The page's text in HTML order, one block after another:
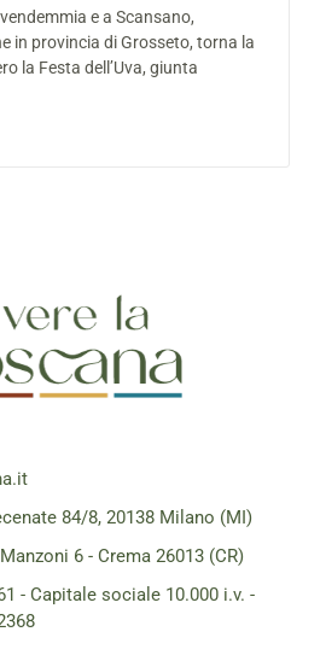
e a Scansano,
in provincia di Grosseto, torna la
la Festa dell’Uva, giunta
84/8, 20138 Milano (MI)
6 - Crema 26013 (CR)
- Capitale sociale 10.000 i.v. -